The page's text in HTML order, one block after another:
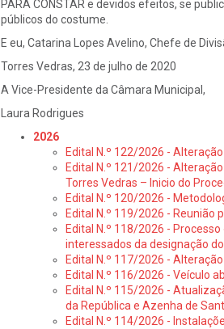
PARA CONSTAR e devidos efeitos, se
públicos do costume.
E eu, Catarina Lopes Avelino, Chefe de
Torres Vedras, 23 de julho de 2020
A Vice-Presidente da Câmara Municipal,
Laura Rodrigues
2026
Edital N.º 122/2026 -
Edital N.º 121/2026 -
Torres Vedras – Inicio do
Edital N.º 120/2026 -
Edital N.º 119/2026 - Reunião
Edital N.º 118/2026 -
interessados da designação
Edital N.º 117/2026 -
Edital N.º 116/2026 - Veículo
Edital N.º 115/2026 -
da República e Azenha de
Edital N.º 114/2026 -